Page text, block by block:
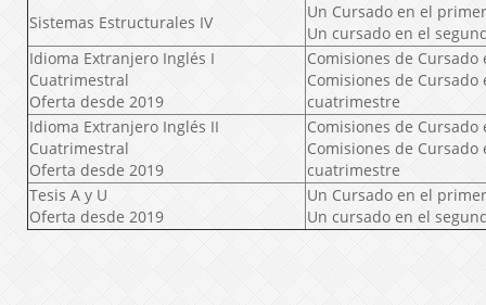
Sistemas Estructurales IV
Un Cursado en el
Un cursado en el
Idioma Extranjero Inglés I
Cuatrimestral
Oferta desde 2019
Comisiones de
Comisiones de Cursado
cuatrimestre
Idioma Extranjero Inglés II
Cuatrimestral
Oferta desde 2019
Comisiones de
Comisiones de Cursado
cuatrimestre
Tesis A y U
Oferta desde 2019
Un Cursado en el
Un cursado en el